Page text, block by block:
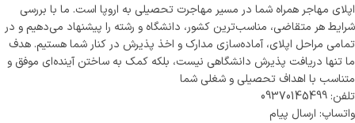
اپلای مهاجر همراه شما در مسیر مهاجرت تحصیلی به اروپا است. ما با بررسی
شرایط هر متقاضی، مناسب‌ترین کشور، دانشگاه و رشته را پیشنهاد می‌دهیم و در
تمامی مراحل اپلای، آماده‌سازی مدارک و اخذ پذیرش در کنار شما هستیم. هدف
ما تنها دریافت پذیرش دانشگاهی نیست، بلکه کمک به ساختن آینده‌ای موفق و
متناسب با اهداف تحصیلی و شغلی شما
تلفن: 09370145499
واتساپ: ارسال پیام